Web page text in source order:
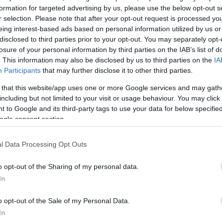
for targeted advertising by us, please use the below opt-out
selection. Please note that after your opt-out request is processed
interest-based ads based on personal information utilized by us
to third parties prior to your opt-out. You may separately
of your personal information by third parties on the IAB’s list of
This information may also be disclosed by us to third parties on the
Participants that may further disclose it to other third parties.
that this website/app uses one or more Google services and may
but not limited to your visit or usage behaviour. You may
to Google and its third-party tags to use your data for below
consent section.
Data Processing Opt Outs
opt-out of the Sharing of my personal data.
opt-out of the Sale of my Personal Data.
απαιτούνται για την αγορά ενός ακινήτου σε
αξιοποιεί εκατομμύρια δεδομένα από την
να αποτελέσει ένα απλό και χρήσιμο εργαλείο
επενδύσουν στην αγορά ακινήτων. Αν και θα
περιοχές να έχουν χαμηλότερες αποδόσεις και
υψηλότερες, τα δεδομένα του «Θερμομέτρου»
ισχύει πάντα.
Δημήτρης Μελαχροινός σχολίασε:
αποκλίσεις που δεν περιμέναμε.
δεν ήταν τελικά τόσο αποδοτικές όσο φαίνονταν.
είναι οι παρόμοιες αποδόσεις σε περιοχές
κατοικίας στη Γλυφάδα, 335 στην Πετρούπολη και
μεν το κόστος αγοράς στη Γλυφάδα είναι πολύ